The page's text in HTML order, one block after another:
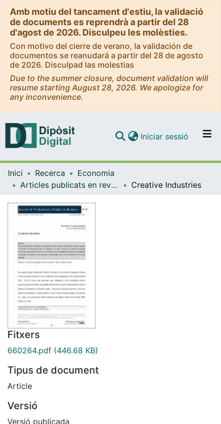
Amb motiu del tancament d'estiu, la validació
de documents es reprendrà a partir del 28
d'agost de 2026. Disculpeu les molèsties.
Con motivo del cierre de verano, la validación de
documentos se reanudará a partir del 28 de agosto
de 2026. Disculpad las molestias
Due to the summer closure, document validation will
resume starting August 28, 2026. We apologize for
any inconvenience.
Navega per tot el DD
Iniciar sessió (current)
Inici Recerca
Economia
Articles publicats en revistes (Economia)
Creative Industries
Fitxers
660264.pdf (446.68 KB)
Tipus de document
Article
Versió
Versió publicada